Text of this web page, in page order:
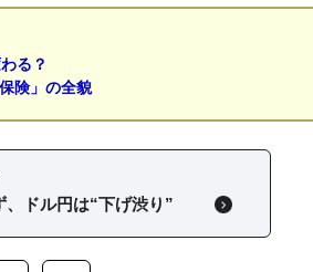
る？
険」の全貌
、ドル円は“下げ渋り”